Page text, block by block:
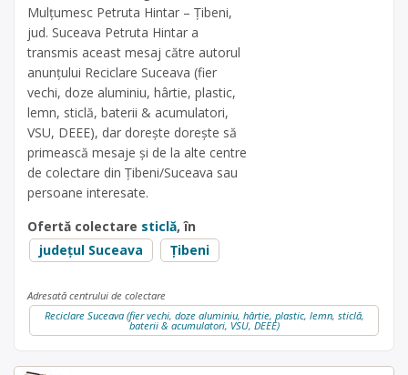
Mulțumesc Petruta Hintar – Ţibeni,
jud. Suceava Petruta Hintar a
transmis aceast mesaj către autorul
anunțului Reciclare Suceava (fier
vechi, doze aluminiu, hârtie, plastic,
lemn, sticlă, baterii & acumulatori,
VSU, DEEE), dar dorește dorește să
primească mesaje și de la alte centre
de colectare din Ţibeni/Suceava sau
persoane interesate.
Ofertă colectare sticlă, în
județul Suceava
Țibeni
Adresată centrului de colectare
Reciclare Suceava (fier vechi, doze aluminiu, hârtie, plastic, lemn, sticlă,
baterii & acumulatori, VSU, DEEE)